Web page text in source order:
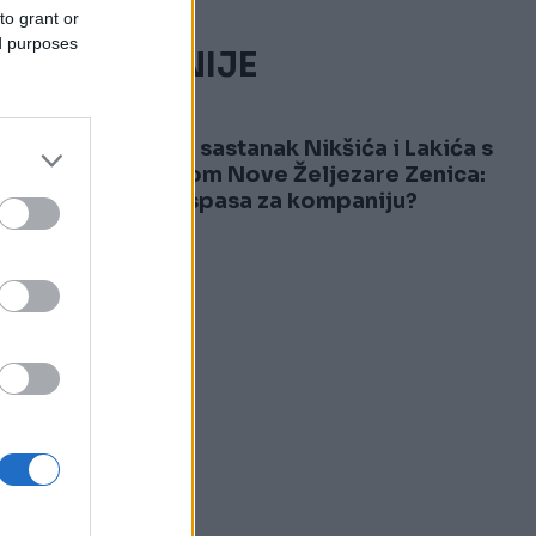
grant or
purposes
NAJČITANIJE
1
U toku sastanak Nikšića i Lakića s
upravom Nove Željezare Zenica:
Ima li spasa za kompaniju?